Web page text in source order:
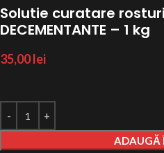
Solutie curatare
DECEMENTANTE – 1 kg
35,00lei
ADAUGĂ